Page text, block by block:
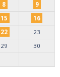
8
9
15
16
22
23
29
30